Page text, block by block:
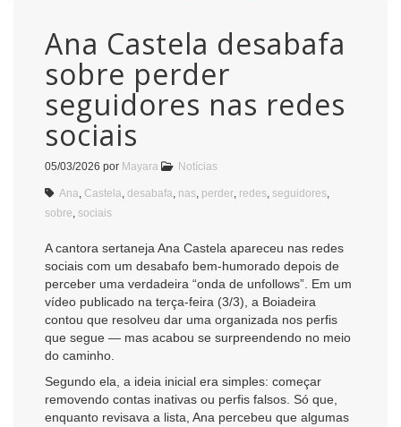
Ana Castela desabafa
sobre perder
seguidores nas redes
sociais
05/03/2026 por Mayara Notícias
Ana Castela desabafa nas perder redes seguidores
sobre sociais
A cantora sertaneja Ana Castela apareceu nas redes
sociais com um desabafo bem-humorado depois de
perceber uma verdadeira “onda de unfollows”. Em um
vídeo publicado na terça-feira (3/3), a Boiadeira
contou que resolveu dar uma organizada nos perfis
que segue — mas acabou se surpreendendo no meio
do caminho.
Segundo ela, a ideia inicial era simples: começar
removendo contas inativas ou perfis falsos. Só que,
enquanto revisava a lista, Ana percebeu que algumas